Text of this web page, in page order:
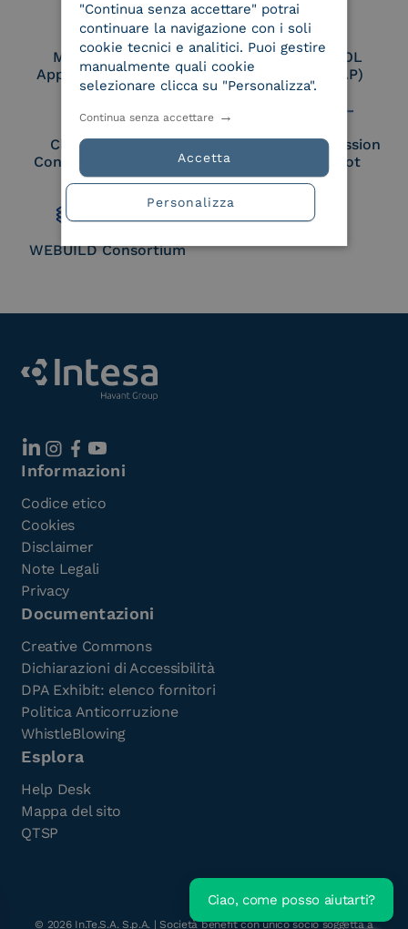
Membro Adobe
Approved Trust List
Certified PEPPOL
Access Point (AP)
Cloud Signature
Consortium Member
European Commission
Large Scale Pilot
Member
WEBUILD Consortium
Informazioni
Codice etico
Cookies
Disclaimer
Note Legali
Privacy
Documentazioni
Creative Commons
Dichiarazioni di Accessibilità
DPA Exhibit: elenco fornitori
Politica Anticorruzione
WhistleBlowing
Esplora
Help Desk
Mappa del sito
QTSP
© 2026In.Te.S.A. S.p.A. | Società benefit con unico socio soggetta a
"Continua senza accettare" potrai
continuare la navigazione con i soli
cookie tecnici e analitici. Puoi gestire
manualmente quali cookie
selezionare clicca su "Personalizza".
Accetta
Continua senza accettare
Personalizza
Ciao, come posso aiutarti?